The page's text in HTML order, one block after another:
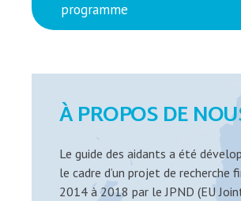
programme
À PROPOS DE
Le guide des aidants a été
le cadre d’un projet de recherche
2014 à 2018 par le JPND (EU